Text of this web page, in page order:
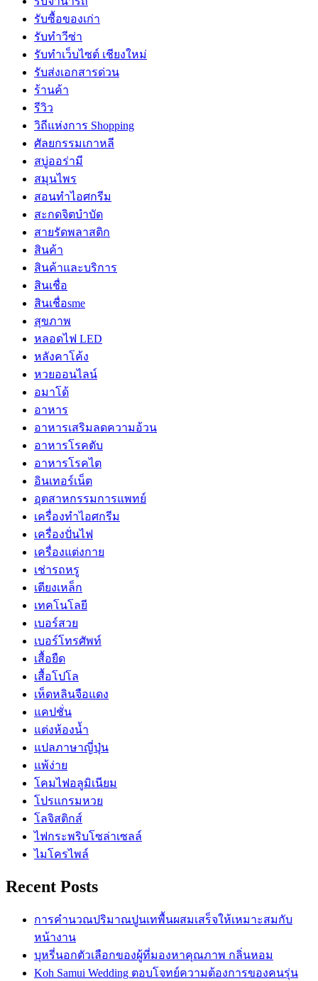
รับซื้อของเก่า
รับทำวีซ่า
รับทำเว็บไซต์ เชียงใหม่
รับส่งเอกสารด่วน
ร้านค้า
รีวิว
วิถีแห่งการ Shopping
ศัลยกรรมเกาหลี
สบู่ออร่ามี
สมุนไพร
สอนทำไอศกรีม
สะกดจิตบำบัด
สายรัดพลาสติก
สินค้า
สินค้าและบริการ
สินเชื่อ
สินเชื่อsme
สุขภาพ
หลอดไฟ LED
หลังคาโค้ง
หวยออนไลน์
อมาโด้
อาหาร
อาหารเสริมลดความอ้วน
อาหารโรคตับ
อาหารโรคไต
อินเทอร์เน็ต
อุตสาหกรรมการแพทย์
เครื่องทำไอศกรีม
เครื่องปั่นไฟ
เครื่องแต่งกาย
เช่ารถหรู
เตียงเหล็ก
เทคโนโลยี
เบอร์สวย
เบอร์โทรศัพท์
เสื้อยืด
เสื้อโปโล
เห็ดหลินจือแดง
แคปชั่น
แต่งห้องน้ำ
แปลภาษาญี่ปุ่น
แพ้ง่าย
โคมไฟอลูมิเนียม
โปรแกรมหวย
โลจิสติกส์
ไฟกระพริบโซล่าเซลล์
ไมโครไพล์
Recent Posts
การคำนวณปริมาณปูนเทพื้นผสมเสร็จให้เหมาะสมกับ
หน้างาน
บุหรี่นอกตัวเลือกของผู้ที่มองหาคุณภาพ กลิ่นหอม
Koh Samui Wedding ตอบโจทย์ความต้องการของคนรุ่น